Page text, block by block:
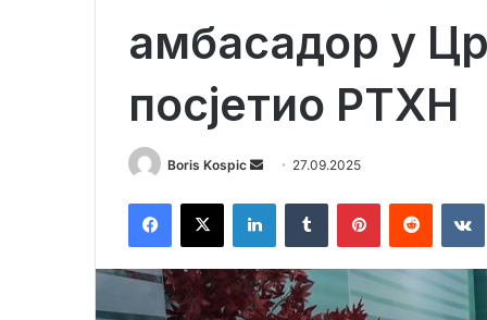
амбасадор у
посјетио РТХН
Boris Kospic
a
n
27.09.2025